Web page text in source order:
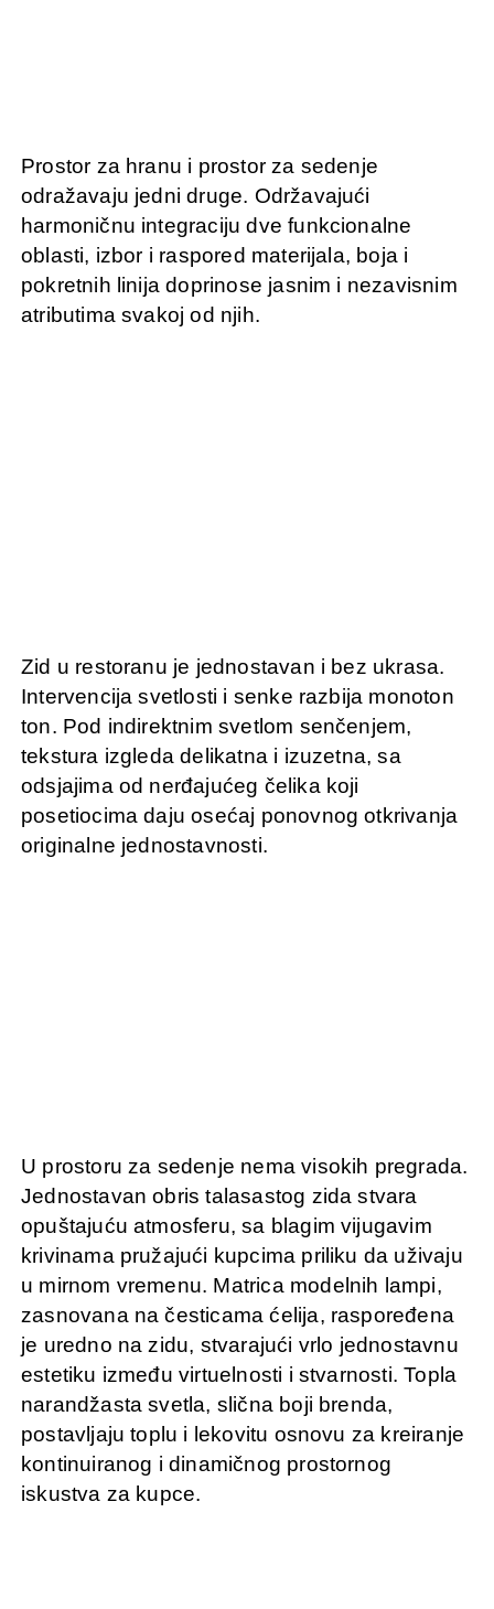
Prostor za hranu i prostor za sedenje
odražavaju jedni druge. Održavajući
harmoničnu integraciju dve funkcionalne
oblasti, izbor i raspored materijala, boja i
pokretnih linija doprinose jasnim i nezavisnim
atributima svakoj od njih.
Zid u restoranu je jednostavan i bez ukrasa.
Intervencija svetlosti i senke razbija monoton
ton. Pod indirektnim svetlom senčenjem,
tekstura izgleda delikatna i izuzetna, sa
odsjajima od nerđajućeg čelika koji
posetiocima daju osećaj ponovnog otkrivanja
originalne jednostavnosti.
U prostoru za sedenje nema visokih pregrada.
Jednostavan obris talasastog zida stvara
opuštajuću atmosferu, sa blagim vijugavim
krivinama pružajući kupcima priliku da uživaju
u mirnom vremenu. Matrica modelnih lampi,
zasnovana na česticama ćelija, raspoređena
je uredno na zidu, stvarajući vrlo jednostavnu
estetiku između virtuelnosti i stvarnosti. Topla
narandžasta svetla, slična boji brenda,
postavljaju toplu i lekovitu osnovu za kreiranje
kontinuiranog i dinamičnog prostornog
iskustva za kupce.